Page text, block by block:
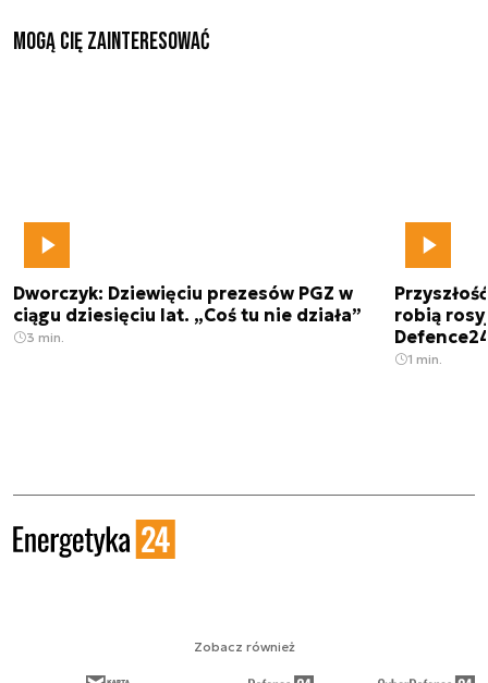
Mogą Cię zainteresować
Dworczyk: Dziewięciu prezesów PGZ w
ciągu dziesięciu lat. „Coś tu nie działa”
3 min.
robią
1 min.
Zobacz również